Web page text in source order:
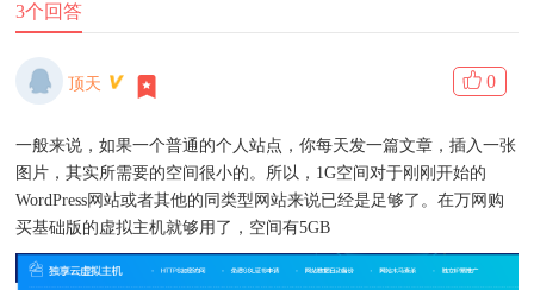
3个回答
顶天 0
一般来说，如果一个普通的个人站点，你每天发一篇文章，插入一张
图片，其实所需要的空间很小的。所以，1G空间对于刚刚开始的
WordPress网站或者其他的同类型网站来说已经是足够了。在万网购
买基础版的虚拟主机就够用了，空间有5GB